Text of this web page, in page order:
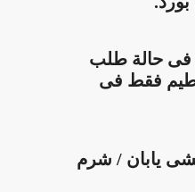
فى حالة طلب
فقط فى
يابان / شرم